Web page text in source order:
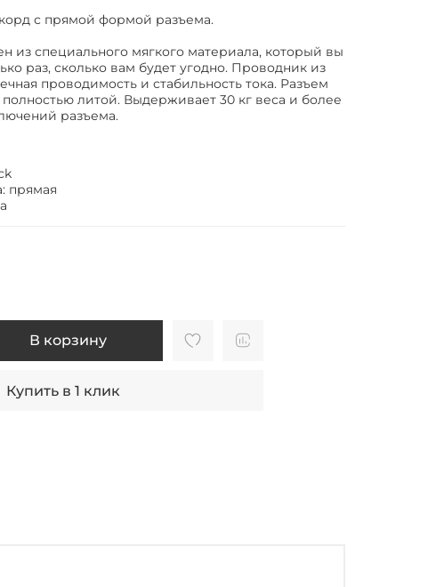
В корзину
Купить в 1 клик
с прямой формой разъема.
из специального мягкого материала, который вы
раз, сколько вам будет угодно. Проводник из
проводимость и стабильность тока. Разъем
литой. Выдерживает 30 кг веса и более
разъема.
прямая